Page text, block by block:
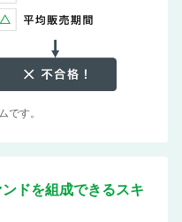
です。
ドを組成できるスキ